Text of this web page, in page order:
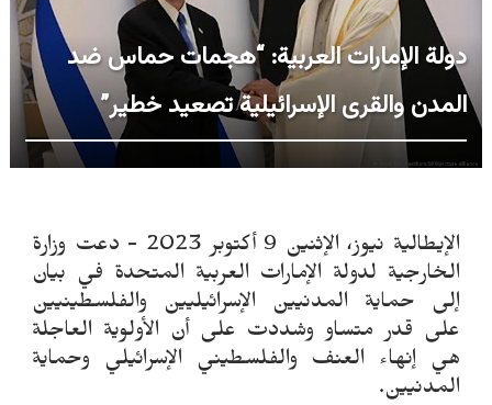
دولة الإمارات العربية: “هجمات حماس ضد
المدن والقرى الإسرائيلية تصعيد خطير”
الإيطالية نيوز، الإثنين 9 أكتوبر 2023 - دعت وزارة
الخارجية لدولة الإمارات العربية المتحدة في بيان
إلى حماية المدنيين الإسرائيليين والفلسطينيين
على قدر متساو وشددت على أن الأولوية العاجلة
هي إنهاء العنف والفلسطيني الإسرائيلي وحماية
المدنيين.